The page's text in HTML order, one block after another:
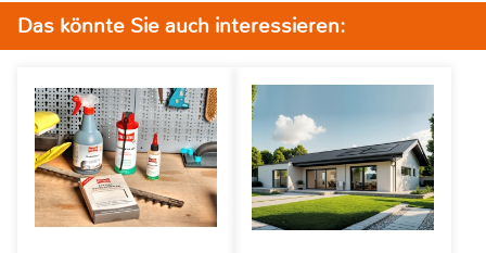
Das könnte Sie auch interessieren: